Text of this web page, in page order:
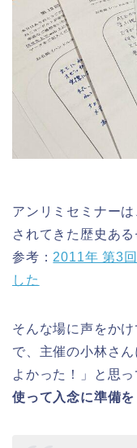
アンリミセミナー
されてきた歴史ある
参考： 2011年 第3
した
そんな場に声をか
で、主催の小林さ
よかった！」と思
使って入念に準備を